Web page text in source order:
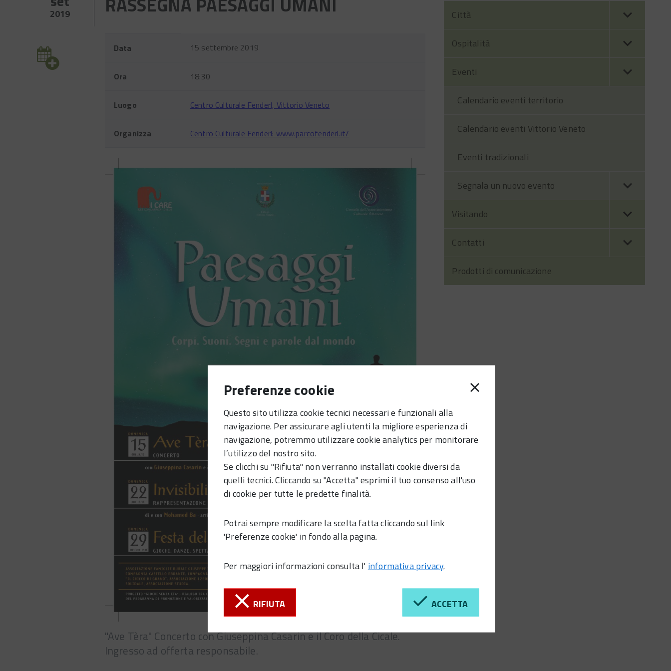
Preferenze cookie
Questo sito utilizza cookie tecnici necessari e funzionali alla
navigazione. Per assicurare agli utenti la migliore esperienza di
navigazione, potremmo utilizzare cookie analytics per monitorare
l’utilizzo del nostro sito.
Se clicchi su "Rifiuta" non verranno installati cookie diversi da
quelli tecnici. Cliccando su "Accetta" esprimi il tuo consenso all'uso
di cookie per tutte le predette finalità.
Potrai sempre modificare la scelta fatta cliccando sul link
'Preferenze cookie' in fondo alla pagina.
Per maggiori informazioni consulta l' informativa privacy.
RIFIUTA ACCETTA
2019
Evento
Nome
Data 15 settembre 2019
Ora 18:30
Luogo Centro Culturale Fenderl, Vittorio Veneto
Organizza Centro Culturale Fenderl: www.parcofenderl.it/
"Ave Tèra" Concerto con Giuseppina Casarin e il Coro della Cicale.
Ingresso ad offerta responsabile.
Città
Ospitalità
Eventi
Calendario eventi territorio
Calendario eventi Vittorio Veneto
Eventi tradizionali
Segnala un nuovo evento
Visitando
Contatti
Prodotti di comunicazione